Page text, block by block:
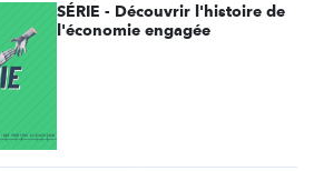
SÉRIE - Découvrir l'histoire de
l'économie engagée